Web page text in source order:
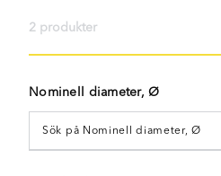
2 produkter
Nominell diameter, Ø